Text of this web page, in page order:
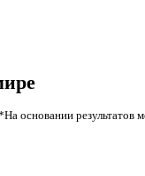
основании результатов